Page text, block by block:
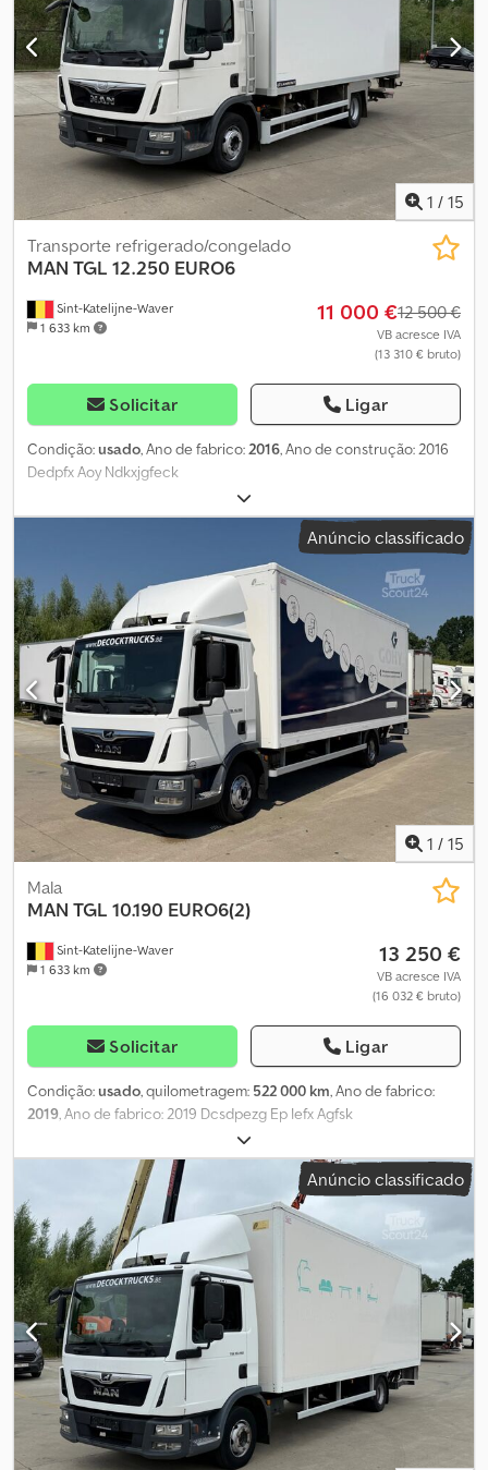
1 / 15
Sint-Katelijne-Waver
1 633 km
Transporte refrigerado/congelado
MAN TGL 12.250 EURO6
11 000 €12 500 €
VB acresce IVA
(13 310 € bruto)
Solicitar Ligar
Condição:usado, Ano de fabrico:2016, Ano de construção: 2016
Dedpfx Aoy Ndkxjgfeck
Anúncio classificado
1 / 15
Sint-Katelijne-Waver
1 633 km
Mala
MAN TGL 10.190 EURO6(2)
13 250 €
VB acresce IVA
(16 032 € bruto)
Solicitar Ligar
Condição:usado, quilometragem: 522 000 km, Ano de fabrico:
2019, Ano de fabrico: 2019 Dcsdpezg Ep Iefx Agfsk
Anúncio classificado